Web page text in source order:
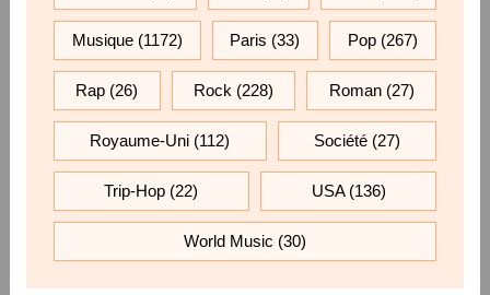
Musique(1172) Paris (33) Pop (267)
Rap (26) Rock (228) Roman(27)
Royaume-Uni (112) Société(27)
Trip-Hop (22) USA(136)
World Music (30)